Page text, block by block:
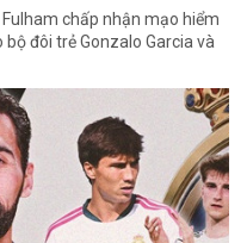
chấp nhận mạo hiểm
đôi trẻ Gonzalo Garcia và